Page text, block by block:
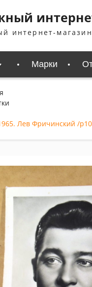
интернет-магазин
Марки
Лев Фричинский /